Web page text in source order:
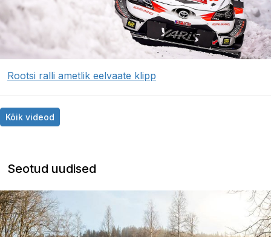
Rootsi ralli ametlik eelvaate klipp
Kõik videod
Seotud uudised